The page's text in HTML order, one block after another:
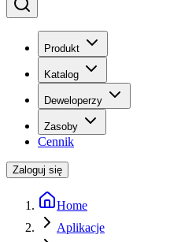
Produkt
Katalog
Deweloperzy
Zasoby
Cennik
Zaloguj się
Home
Aplikacje